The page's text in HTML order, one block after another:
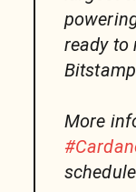
ready to
More